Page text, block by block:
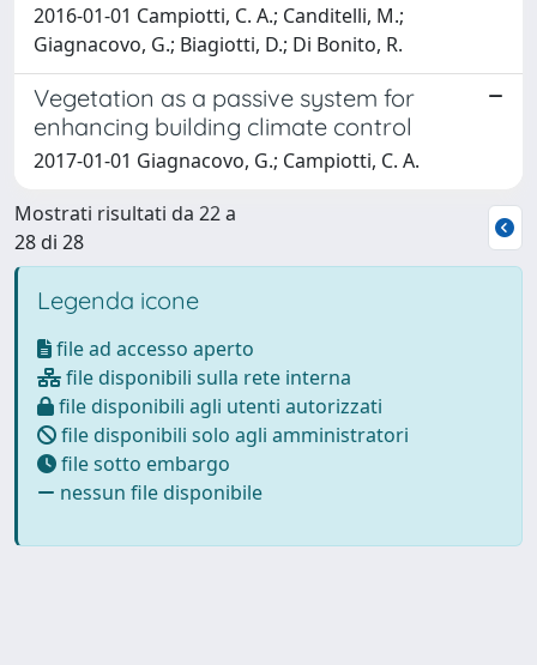
2016-01-01 Campiotti, C. A.; Canditelli, M.;
Giagnacovo, G.; Biagiotti, D.; Di Bonito, R.
Vegetation as a passive system for
enhancing building climate control
2017-01-01 Giagnacovo, G.; Campiotti, C. A.
Mostrati risultati da 22 a
28 di 28
Legenda icone
file ad accesso aperto
file disponibili sulla rete interna
file disponibili agli utenti autorizzati
file disponibili solo agli amministratori
file sotto embargo
nessun file disponibile